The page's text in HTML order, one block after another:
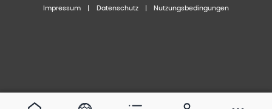
Impressum Datenschutz Nutzungsbedingungen